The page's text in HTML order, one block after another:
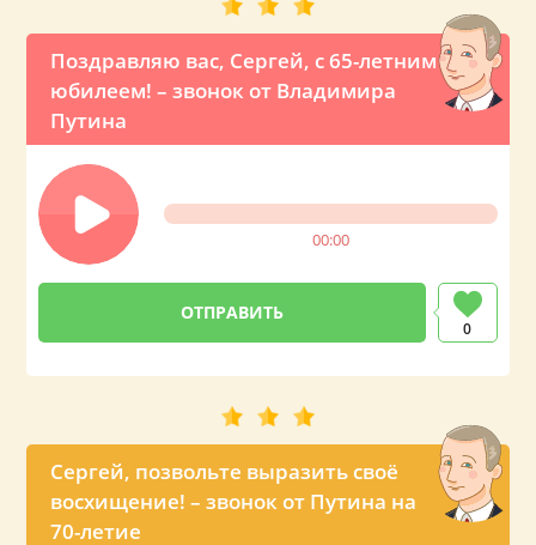
Поздравляю вас, Сергей, с 65-летним
юбилеем! – звонок от Владимира
Путина
00:00
0
Сергей, позвольте выразить своё
восхищение! – звонок от Путина на
70-летие